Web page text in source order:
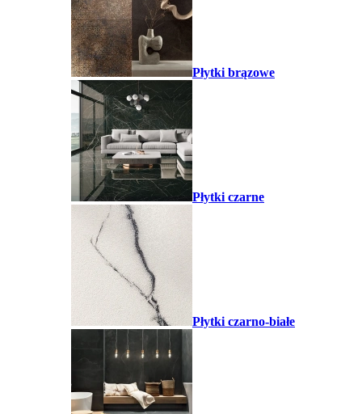
Płytki brązowe
Płytki czarne
Płytki czarno-białe